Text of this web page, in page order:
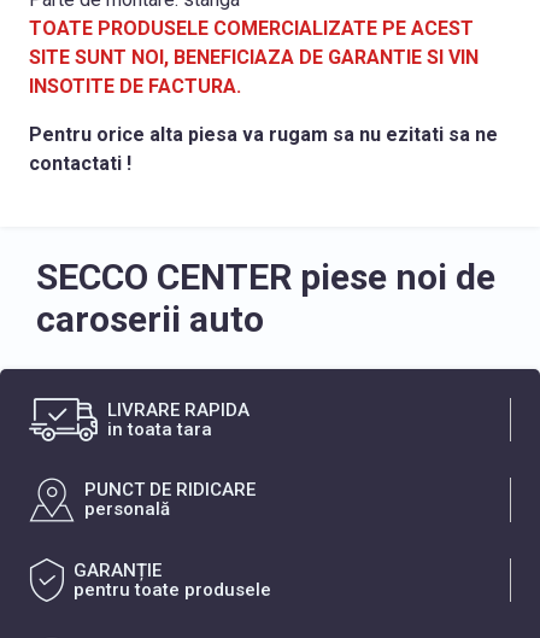
TOATE PRODUSELE COMERCIALIZATE PE ACEST
SITE SUNT NOI, BENEFICIAZA DE GARANTIE SI VIN
INSOTITE DE FACTURA.
Pentru orice alta piesa va rugam sa nu ezitati sa ne
contactati !
SECCO CENTER piese noi de
caroserii auto
LIVRARE RAPIDA
in toata tara
PUNCT DE RIDICARE
personală
GARANȚIE
pentru toate produsele